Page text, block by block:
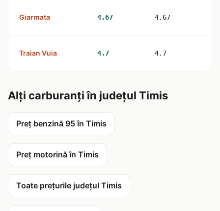
Giarmata 4.67 4.67
Traian Vuia 4.7 4.7
Alți carburanți în județul Timis
Preț benzină 95 în Timis
Preț motorină în Timis
Toate prețurile județul Timis